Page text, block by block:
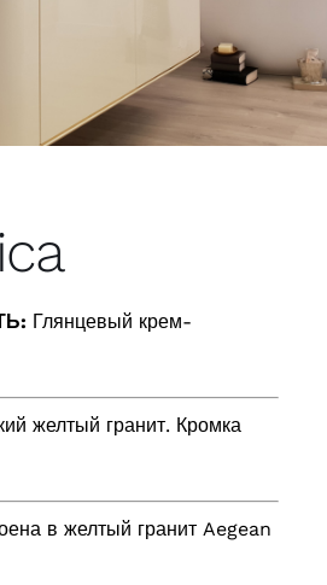
Глянцевый крем-
желтый гранит. Кромка
в желтый гранит Aegean